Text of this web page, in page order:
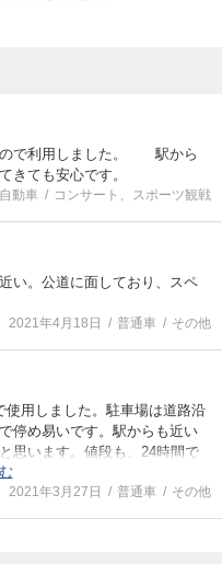
ので利用しました。 駅から
きても安心です。
動車 コンサート、スポーツ観戦
い。公道に面しており、スペ
2021年4月18日 普通車 その他
用しました。駐車場は道路沿
停め易いです。駅からも近い
思います。値段も、24時間で
と思います。
2021年3月27日 普通車 その他